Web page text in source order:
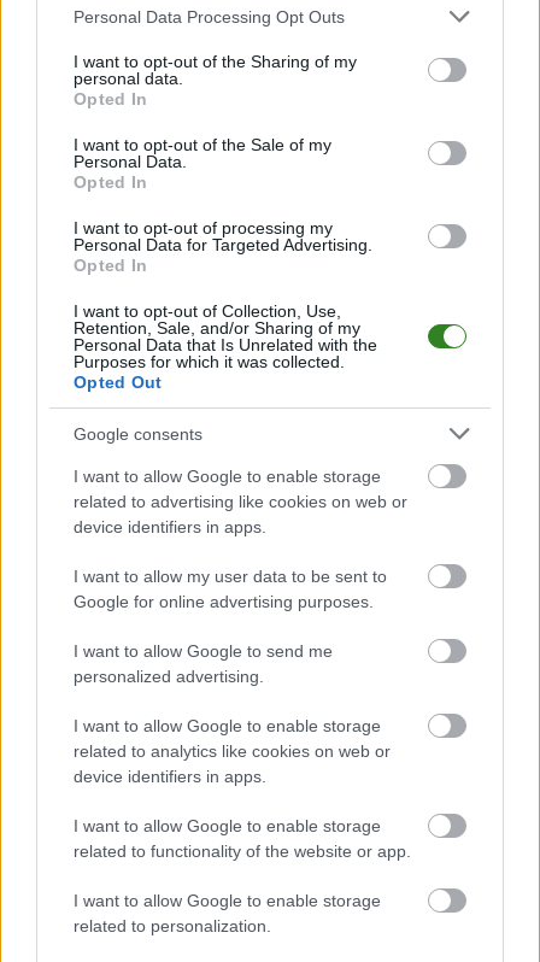
Please note that this website/app uses one or more Google
not limited to your visit or usage behaviour. You may click to
grant or deny consent to Google and its third-party tags to
use your data for below specified purposes in below Google
consent section.
Personal Data Processing Opt Outs
I want to opt-out of the Sharing of my
personal data.
Opted In
I want to opt-out of the Sale of my
Personal Data.
Opted In
I want to opt-out of processing my
Personal Data for Targeted Advertising.
Opted In
I want to opt-out of Collection, Use,
Retention, Sale, and/or Sharing of my
Personal Data that Is Unrelated with the
Purposes for which it was collected.
Opted Out
Google consents
I want to allow Google to enable storage
related to advertising like cookies on web or
device identifiers in apps.
I want to allow my user data to be sent to
Google for online advertising purposes.
I want to allow Google to send me
personalized advertising.
I want to allow Google to enable storage
related to analytics like cookies on web or
device identifiers in apps.
I want to allow Google to enable storage
related to functionality of the website or app.
I want to allow Google to enable storage
related to personalization.
Jeśli jesteś kibicem klubu Granit Wysoka Strzyżowska lub SNK Płomyk
Lutoryż - zaglądaj tutaj częściej. Nasz serwis regularnie dostarcza
informacje oterminach meczów, wynikach, transferach i newsach
klubowych.
PodkarpacieLive.pl to największa baza
bądź na bieżąco z wydarzeniami z boisk!
Analiza przed meczem: Granit Wysoka Strzyżowska vs SNK
Granit Wysoka Strzyżowska - SNK Płomyk Lutoryżodbędzie
się w ramach 19. kolejki - Rzeszów > Klasa B, gr. II. Spotkanie zostanie
Granit Wysoka Strzyżowskaprzystępuje do tego spotkania w roli
gospodarza. Jak drużyna radzi sobie w sezonie 2025/2026 rozgrywek
Rzeszów > Klasa B, gr. II przed własną publicznością? Na tej stronie
możecie zobaczyć tabelę uwzględniającą tylko mecze u siebie. W tabeli
biorącej pod uwagę tylko mecze wyjazdowe możecie natomiast
sprawdzić jak spisuje się klub
Rzeszów > Klasa B, gr. II - sytuacja w tabeli
Przed meczami 19. kolejki - Rzeszów > Klasa B, gr. II gospodarze (Granit
Wysoka Strzyżowska) zajmują3. miejsce
Poniżej znajdziesz także ostatnie mecze obu drużyn oraz statystyki
bramkowe.
Granit Wysoka Strzyżowska vs. SNK Płomyk Lutoryż - relacja,
wynik na żywo, transmisja
Wynik meczu Granit Wysoka Strzyżowska - SNK Płomyk Lutoryż znajdziesz
na naszej stronie zaraz po jego zakończeniu. Jeżeli szukasz informacji
meczowych, zajrzyj tutaj:Granit Wysoka Strzyżowska vs. SNK Płomyk
Lutoryż - wynik, składy, strzelcy
Jeżeli w internecie lub TV dostępna jest
Granit Wysoka Strzyżowska vs. SNK Płomyk Lutoryżalbo innych
spotkań Rzeszów > Klasa B, gr. II na pewno znajdziesz takie informacje na
naszym portalu. Możliwe jednak, że nigdzie nie pojawi się stream online z